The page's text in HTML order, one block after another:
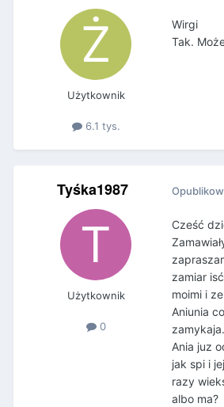
Użytkownik
6.1 tys.
Wirgi
Tak.
Tyśka1987
Użytkownik
0
Cześć
zamiar
moimi i
Aniunia
zamykaja.
Ania juz
jak spi i
razy
albo ma?